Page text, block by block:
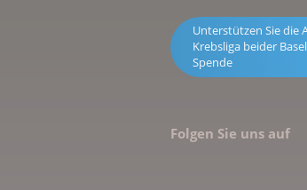
Unterstützen Sie die
Krebsliga beider
Spende
Folgen Sie uns auf